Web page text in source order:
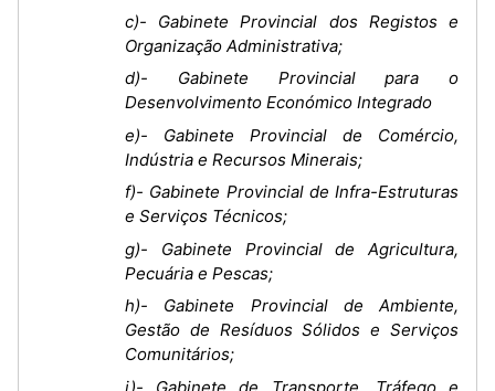
c)- Gabinete Provincial dos Registos e
Organização Administrativa;
d)- Gabinete Provincial para o
Desenvolvimento Económico Integrado
e)- Gabinete Provincial de Comércio,
Indústria e Recursos Minerais;
f)- Gabinete Provincial de Infra-Estruturas
e Serviços Técnicos;
g)- Gabinete Provincial de Agricultura,
Pecuária e Pescas;
h)- Gabinete Provincial de Ambiente,
Gestão de Resíduos Sólidos e Serviços
Comunitários;
i)- Gabinete de Transporte, Tráfego e